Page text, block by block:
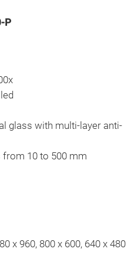
P
glass with multi-layer anti-
10 to 500 mm
x 960, 800 x 600, 640 x 480